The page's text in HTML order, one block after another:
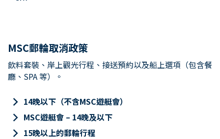
MSC郵輪取消政策
飲料套裝、岸上觀光行程、接送預約以及船上選項（包含餐
廳、SPA 等）。
keyboard_arrow_right 14晚以下（不含MSC遊艇會）
keyboard_arrow_right MSC遊艇會 – 14晚及以下
keyboard_arrow_right 15晚以上的郵輪行程